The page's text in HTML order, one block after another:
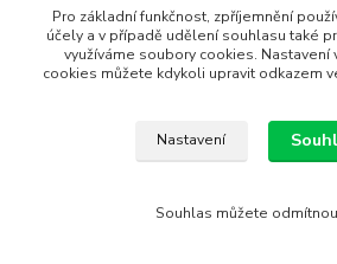
Triko CRAFT Hypervent
Pro základní funkčnost, zpříjemnění
účely a v případě udělení souhlasu také
využíváme soubory cookies. Nastavení
cookies můžete kdykoli upravit odkazem
Nastavení
Souhlas můžete